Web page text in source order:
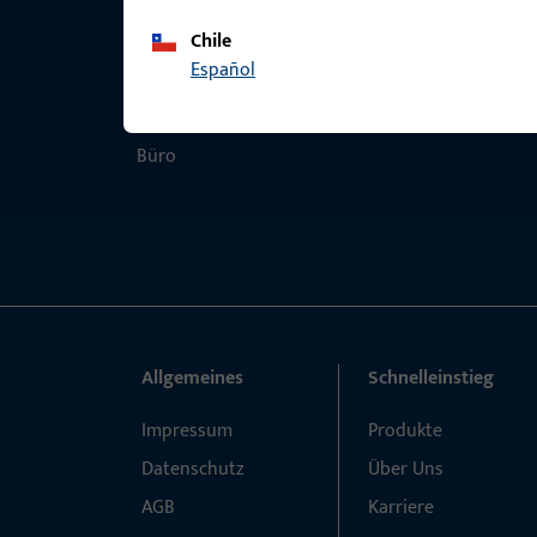
Chile
Español
Allgemeines
Impressum
Datenschutz
AGB
Schnelleinstieg
Produkte
Über Uns
Karriere